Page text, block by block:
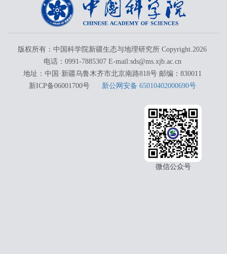
版权所有：中国科学院新疆生态与地理研究所 Copyright. 2026
电话：0991-7885307 E-mail:sds@ms.xjb.ac.cn
地址：中国·新疆乌鲁木齐市北京南路818号 邮编：830011
新ICP备06001700号 新公网安备 65010402000690号
微信公众号